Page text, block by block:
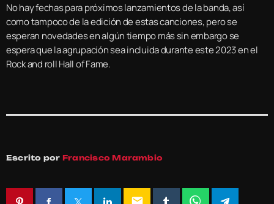
No hay fechas para próximos lanzamientos de la banda, así
como tampoco de la edición de estas canciones, pero se
esperan novedades en algún tiempo más sin embargo se
espera que la agrupación sea incluida durante este 2023 en el
Rock and roll Hall of Fame.
Escrito por Francisco Marambio
email